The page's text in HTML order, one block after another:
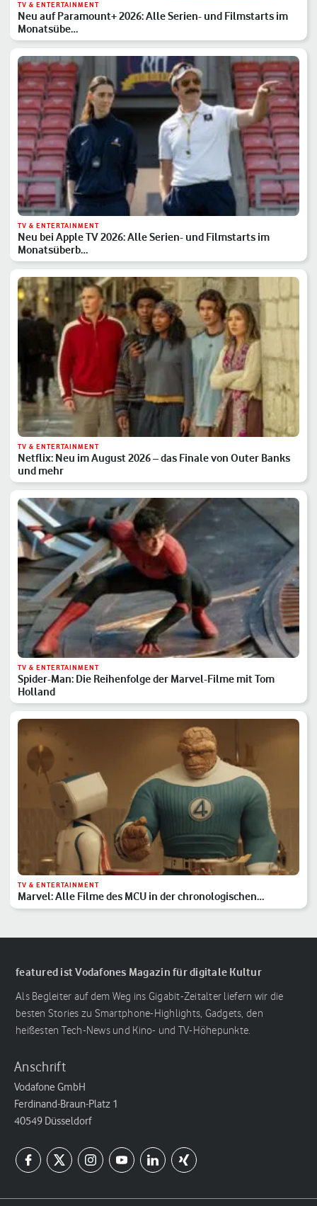
TV & ENTERTAINMENT
Neu auf Paramount+ 2026: Alle Serien- und Filmstarts im
Monatsübe…
TV & ENTERTAINMENT
Neu bei Apple TV 2026: Alle Serien- und Filmstarts im
Monatsüberb…
TV & ENTERTAINMENT
Netflix: Neu im August 2026 – das Finale von Outer Banks
und mehr
TV & ENTERTAINMENT
Spider-Man: Die Reihenfolge der Marvel-Filme mit Tom
Holland
TV & ENTERTAINMENT
Marvel: Alle Filme des MCU in der chronologischen
Reihenfolge
featured ist Vodafones Magazin für digitale Kultur
Als Begleiter auf dem Weg ins Gigabit-Zeitalter liefern wir die
besten Stories zu Smartphone-Highlights, Gadgets, den
heißesten Tech-News und Kino- und TV-Höhepunkte.
Anschrift
Vodafone GmbH
Ferdinand-Braun-Platz 1
40549 Düsseldorf